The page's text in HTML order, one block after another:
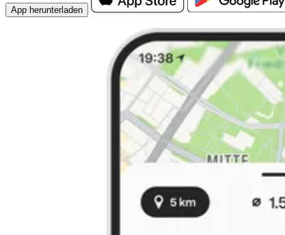
App herunterladen